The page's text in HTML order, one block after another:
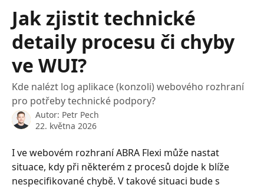
Jak zjistit technické
detaily procesu či chyby
ve WUI?
Kde nalézt log aplikace (konzoli) webového rozhraní
pro potřeby technické podpory?
Autor: Petr Pech
22. května 2026
I ve webovém rozhraní ABRA Flexi může nastat
situace, kdy při některém z procesů dojde k blíže
nespecifikované chybě. V takové situaci bude s